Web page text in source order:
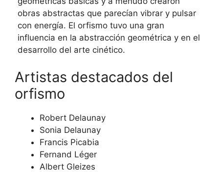
obras abstractas que parecían vibrar y pulsar
con energía. El orfismo tuvo una gran
influencia en la abstracción geométrica y en el
desarrollo del arte cinético.
Artistas destacados del
orfismo
Robert Delaunay
Sonia Delaunay
Francis Picabia
Fernand Léger
Albert Gleizes